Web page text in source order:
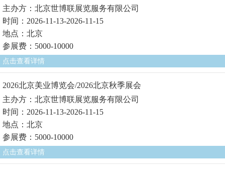
主办方：北京世博联展览服务有限公司
时间：2026-11-13-2026-11-15
地点：北京
参展费：5000-10000
点击查看详情
2026北京美业博览会/2026北京秋季展会
主办方：北京世博联展览服务有限公司
时间：2026-11-13-2026-11-15
地点：北京
参展费：5000-10000
点击查看详情